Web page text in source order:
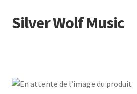
Aller
à
Aller
au
Silver Wolf Music